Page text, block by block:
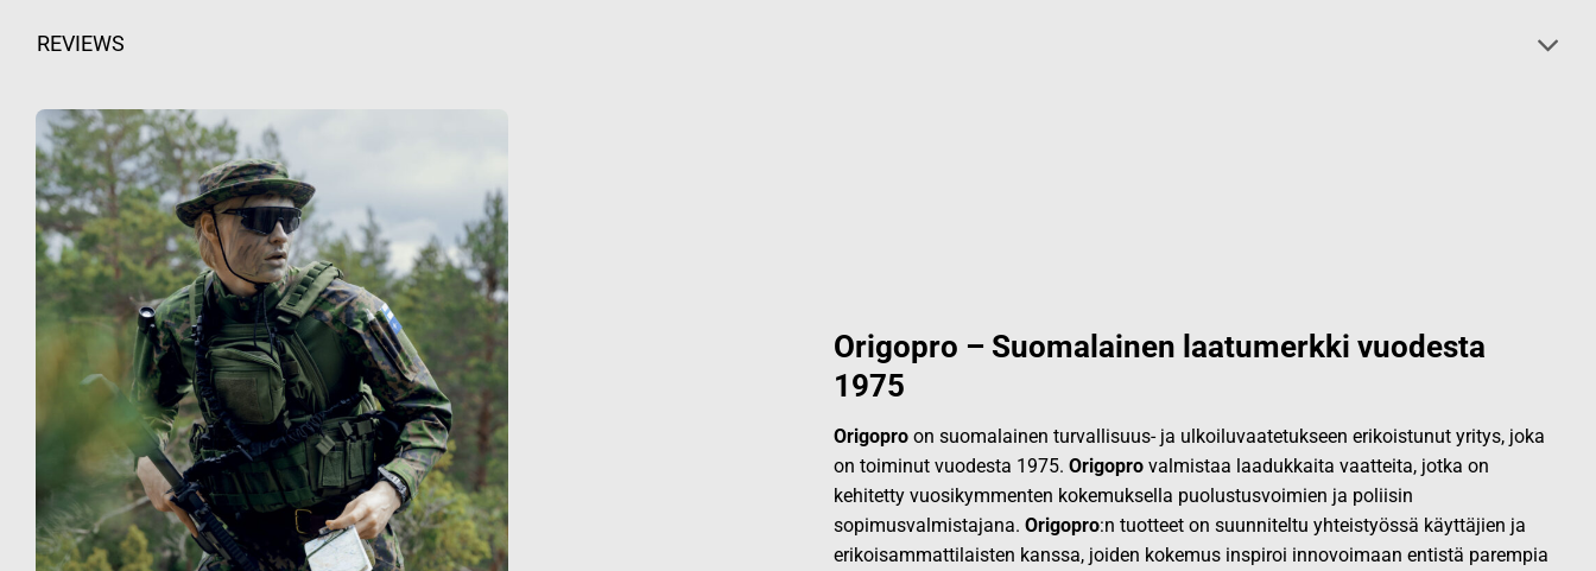
REVIEWS
Origopro – Suomalainen laatumerkki vuodesta
1975
Origopro on suomalainen turvallisuus- ja ulkoiluvaatetukseen erikoistunut yritys, joka
on toiminut vuodesta 1975. Origopro valmistaa laadukkaita vaatteita, jotka on
kehitetty vuosikymmenten kokemuksella puolustusvoimien ja poliisin
sopimusvalmistajana. Origopro:n tuotteet on suunniteltu yhteistyössä käyttäjien ja
erikoisammattilaisten kanssa, joiden kokemus inspiroi innovoimaan entistä parempia